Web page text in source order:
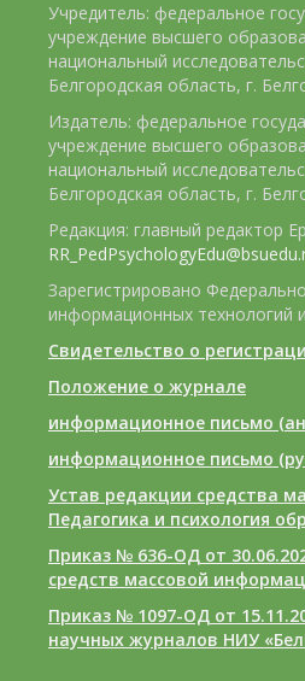
Учредитель: федеральное
учреждение высшего
национальный
Белгородская область, г.
Издатель: федеральное
учреждение высшего
национальный
Белгородская область, г.
Редакция: главный редактор
Зарегистрировано
информационных технологий
Свидетельство о
Положение о журнале
информационное письмо
информационное письмо
Устав редакции средства
Педагогика и психология
Приказ № 636-ОД от
средств массовой
Приказ № 1097-ОД от
научных журналов НИУ